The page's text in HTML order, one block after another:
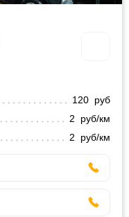
120 руб
2 руб/км
2 руб/км